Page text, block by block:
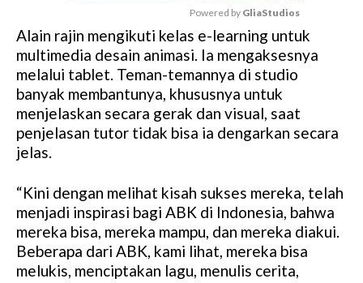
M
u
e
Powered by GliaStudios
Alain rajin mengikuti kelas e-learning untuk
multimedia desain animasi. Ia mengaksesnya
melalui tablet. Teman-temannya di studio
banyak membantunya, khususnya untuk
menjelaskan secara gerak dan visual, saat
penjelasan tutor tidak bisa ia dengarkan secara
jelas.
“Kini dengan melihat kisah sukses mereka, telah
menjadi inspirasi bagi ABK di Indonesia, bahwa
mereka bisa, mereka mampu, dan mereka diakui.
Beberapa dari ABK, kami lihat, mereka bisa
melukis, menciptakan lagu, menulis cerita,